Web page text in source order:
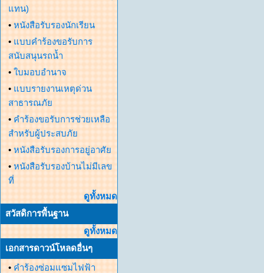
แทน)
• หนังสือรับรองนักเรียน
• แบบคำร้องขอรับการ
สนับสนุนรถน้ำ
• ใบมอบอำนาจ
• แบบรายงานเหตุด่วน
สาธารณภัย
• คำร้องขอรับการช่วยเหลือ
สำหรับผู้ประสบภัย
• หนังสือรับรองการอยู่อาศัย
• หนังสือรับรองบ้านไม่มีเลข
ที่
ดูทั้งหมด
สวัสดิการพื้นฐาน
ดูทั้งหมด
เอกสารดาวน์โหลดอื่นๆ
• คำร้องซ่อมแซมไฟฟ้า